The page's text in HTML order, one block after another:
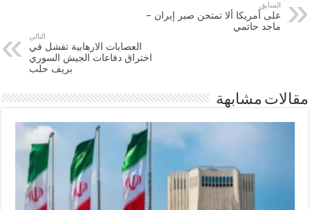
السابق
على أمريكا ألا تمتحن صبر إيران –
ماجد حاتمي
التالي
العصابات الارهابية تفشل في
اختراق دفاعات الجيش السوري
بريف حلب
مقالات مشابهة